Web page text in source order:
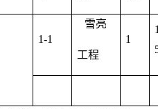
1-1
雪亮
工程
1